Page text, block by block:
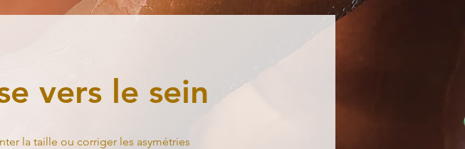
vers le sein
la taille ou corriger les asymétries